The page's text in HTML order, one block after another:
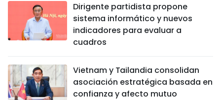
Dirigente partidista propone
sistema informático y nuevos
indicadores para evaluar a
cuadros
Vietnam y Tailandia consolidan
asociación estratégica basada en
confianza y afecto mutuo